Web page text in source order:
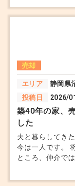
かもしれない、
が見つからない
売却
エリア
静岡県
投稿日
2026/
築40年の家、
した
夫と暮らしてき
今は一人です。
ところ、仲介で
直、こんな家で